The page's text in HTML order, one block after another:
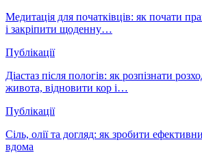
Медитація для початківців: як почати
і закріпити щоденну…
Публікації
Діастаз після пологів: як розпізнати
живота, відновити кор і…
Публікації
Сіль, олії та догляд: як зробити
вдома